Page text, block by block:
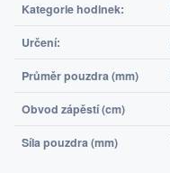
Kategorie hodinek:
Určení:
Průměr pouzdra (mm)
Obvod zápěstí (cm)
Síla pouzdra (mm)